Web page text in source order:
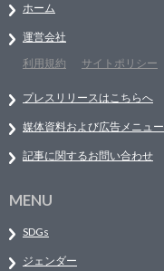
ホーム
運営会社
利用規約
サイトポリシー
プレスリリースはこちらへ
媒体資料および広告メニュー
記事に関するお問い合わせ
MENU
SDGs
ジェンダー